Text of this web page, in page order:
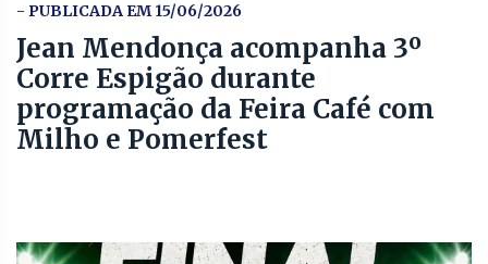
- PUBLICADA EM 15/06/2026
Jean Mendonça acompanha 3º
Corre Espigão durante
programação da Feira Café com
Milho e Pomerfest